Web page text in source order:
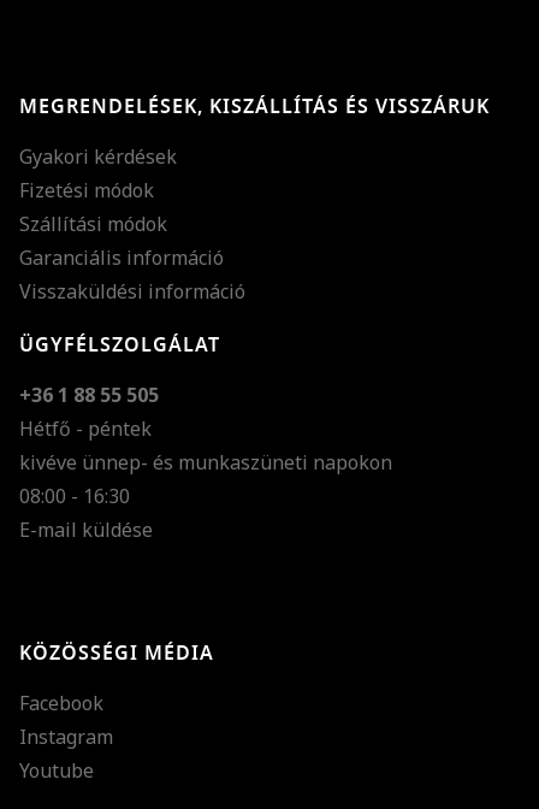
MEGRENDELÉSEK, KISZÁLLÍTÁS ÉS VISSZÁRUK
Gyakori kérdések
Fizetési módok
Szállítási módok
Garanciális információ
Visszaküldési információ
ÜGYFÉLSZOLGÁLAT
+36 1 88 55 505
Hétfő - péntek
kivéve ünnep- és munkaszüneti napokon
08:00 - 16:30
E-mail küldése
KÖZÖSSÉGI MÉDIA
Facebook
Instagram
Youtube